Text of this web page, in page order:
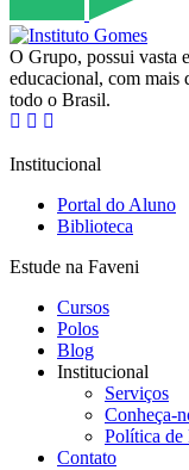
O Grupo, possui vasta
educacional, com mais
todo o Brasil.
Institucional
Portal do Aluno
Biblioteca
Estude na Faveni
Cursos
Polos
Blog
Institucional
Serviços
Conheça-
Política de
Contato